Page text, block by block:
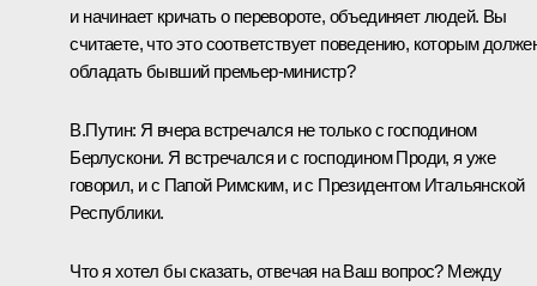
и начинает кричать о перевороте, объединяет людей. Вы
считаете, что это соответствует поведению, которым
обладать бывший премьер-министр?
В.Путин: Я вчера встречался не только с господином
Берлускони. Я встречался и с господином Проди, я уже
говорил, и с Папой Римским, и с Президентом Итальянской
Республики.
Что я хотел бы сказать, отвечая на Ваш вопрос? Между